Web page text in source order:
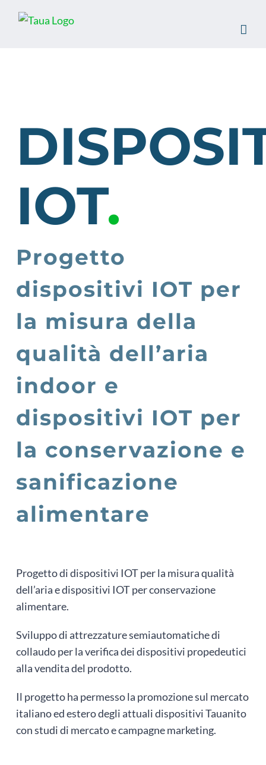
IOT.
Progetto
dispositivi IOT per
la misura della
qualità dell’aria
indoor e
dispositivi IOT per
la conservazione e
sanificazione
alimentare
Progetto di dispositivi IOT per la misura qualità
dell’aria e dispositivi IOT per conservazione
alimentare.
Sviluppo di attrezzature semiautomatiche di
collaudo per la verifica dei dispositivi propedeutici
alla vendita del prodotto.
Il progetto ha permesso la promozione sul mercato
italiano ed estero degli attuali dispositivi Tauanito
con studi di mercato e campagne marketing.